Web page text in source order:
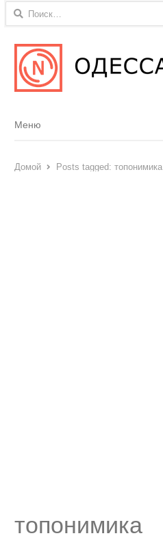
Найти:
Menu
Меню
Домой Posts tagged: топонимика
топонимика